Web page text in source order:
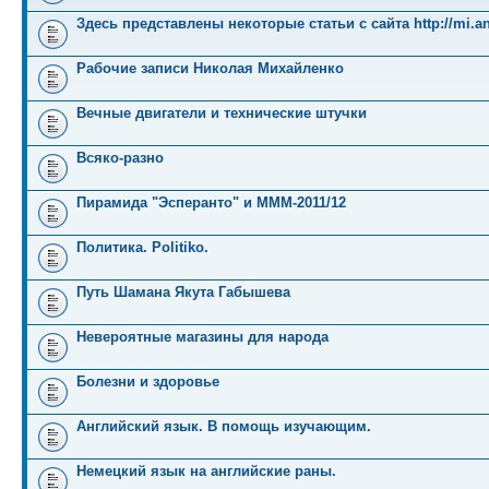
Здесь представлены некоторые статьи с сайта http://
Рабочие записи Николая Михайленко
Вечные двигатели и технические штучки
Всяко-разно
Пирамида "Эсперанто" и MMM-2011/12
Политика. Politiko.
Путь Шамана Якута Габышева
Невероятные магазины для народа
Болезни и здоровье
Английский язык. В помощь изучающим.
Немецкий язык на английские раны.